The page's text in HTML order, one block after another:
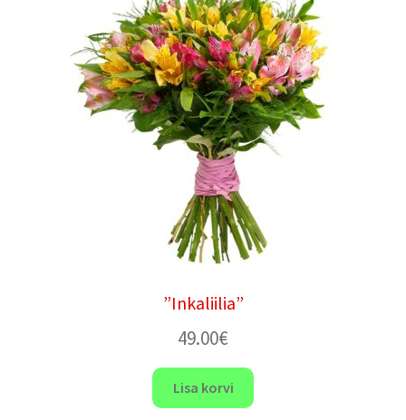
”Inkaliilia”
49.00€
Lisa korvi